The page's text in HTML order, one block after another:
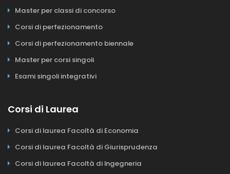
Master per classi di concorso
Corsi di perfezionamento
Corsi di perfezionamento biennale
Master per corsi singoli
Esami singoli integrativi
Corsi di Laurea
Corsi di laurea Facoltà di Economia
Corsi di laurea Facoltà di Giurisprudenza
Corsi di laurea Facoltà di Ingegneria